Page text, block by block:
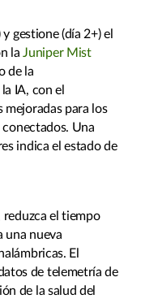
gestione (día 2+) el
laJuniper Mist
de la
IA, con el
para los
Una
indica el estado de
reduzca el tiempo
una nueva
El
de telemetría de
de la salud del